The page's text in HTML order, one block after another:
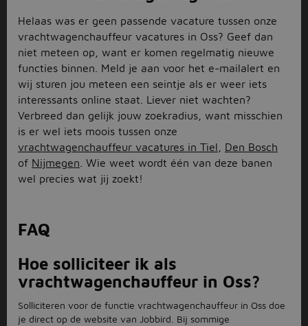
Helaas was er geen passende vacature tussen onze
vrachtwagenchauffeur vacatures in Oss? Geef dan
niet meteen op, want er komen regelmatig nieuwe
functies binnen. Meld je aan voor het e-mailalert en
wij sturen jou meteen een seintje als er weer iets
interessants online staat. Liever niet wachten?
Verbreed dan gelijk jouw zoekradius, want misschien
is er wel iets moois tussen onze
vrachtwagenchauffeur vacatures in Tiel
Den Bosch
of Nijmegen . Wie weet wordt één van deze banen
wel precies wat jij zoekt!
FAQ
Hoe solliciteer ik als
vrachtwagenchauffeur in Oss?
Solliciteren voor de functie vrachtwagenchauffeur in Oss doe
je direct op de website van Jobbird. Bij sommige